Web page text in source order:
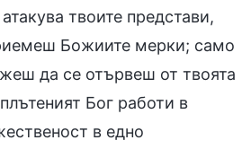
твоите представи,
Божиите мерки; само
да се отървеш от твоята
Бог работи в
в едно